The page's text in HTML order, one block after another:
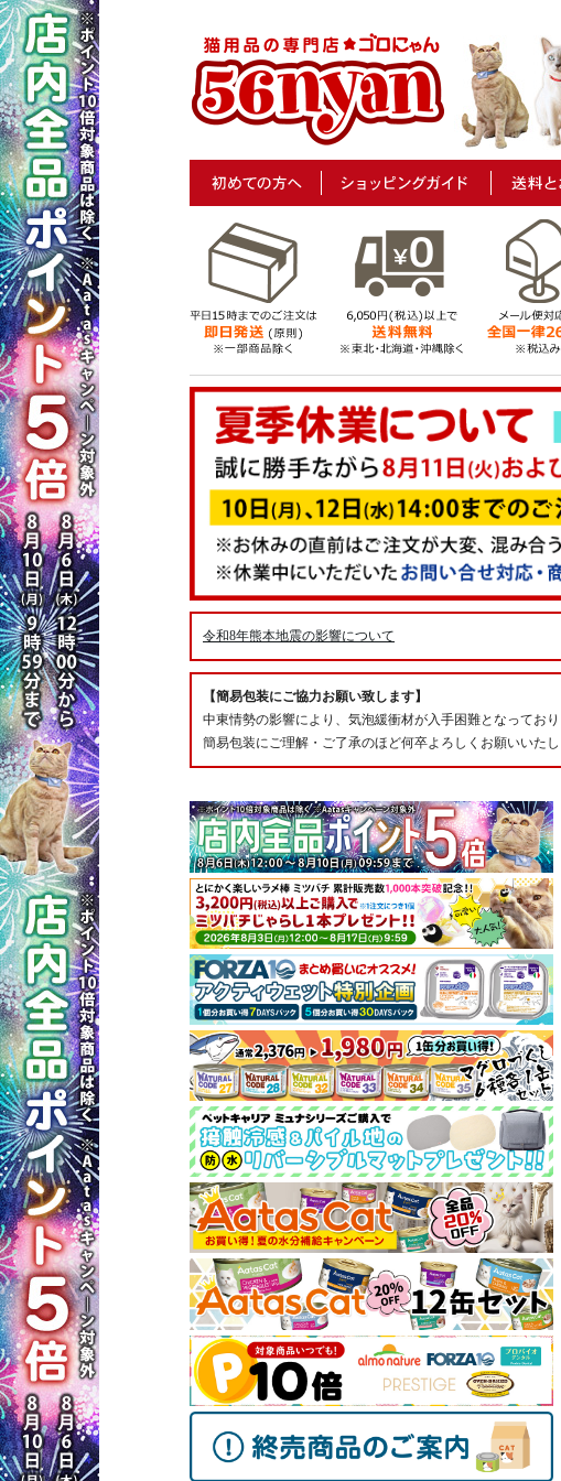
令和8年熊本地震の影響について
【簡易包装にご協力お願い致します】
中東情勢の影響により、気泡緩衝材が入手困難となってお
簡易包装にご理解・ご了承のほど何卒よろしくお願いいたし